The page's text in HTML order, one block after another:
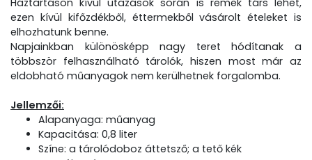
Háztartáson kívül utazások során is remek társ lehet,
ezen kívül kifőzdékből, éttermekből vásárolt ételeket is
elhozhatunk benne.
Napjainkban különösképp nagy teret hódítanak a
többször felhasználható tárolók, hiszen most már az
eldobható műanyagok nem kerülhetnek forgalomba.
Jellemzői:
Alapanyaga: műanyag
Kapacitása: 0,8 liter
Színe: a tárolódoboz áttetsző; a tető kék